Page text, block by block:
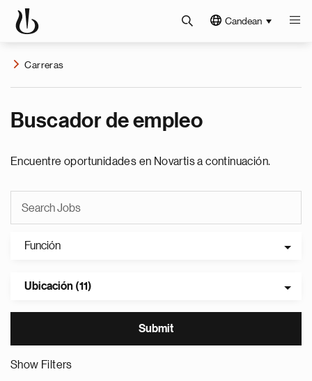
Candean
Carreras
Buscador de empleo
Encuentre oportunidades en Novartis a continuación.
Función
Ubicación (11)
Show Filters